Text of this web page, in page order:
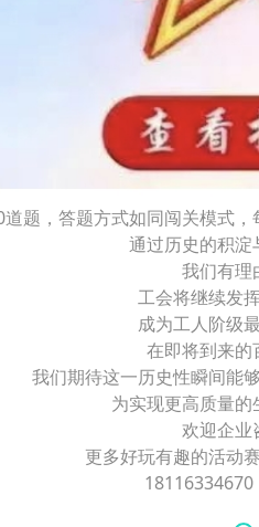
题，答题方式如同闯关模式
通过历史的积淀
我们有理
工会将继续发
成为工人阶级
在即将到来的
我们期待这一历史性瞬间能
为实现更高质量的
欢迎企业
更多好玩有趣的活动
18116334670